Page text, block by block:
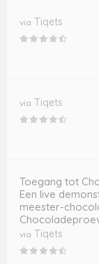
via Tiqets
via Tiqets
Toegang tot
Een live
meester-
via Tiqets